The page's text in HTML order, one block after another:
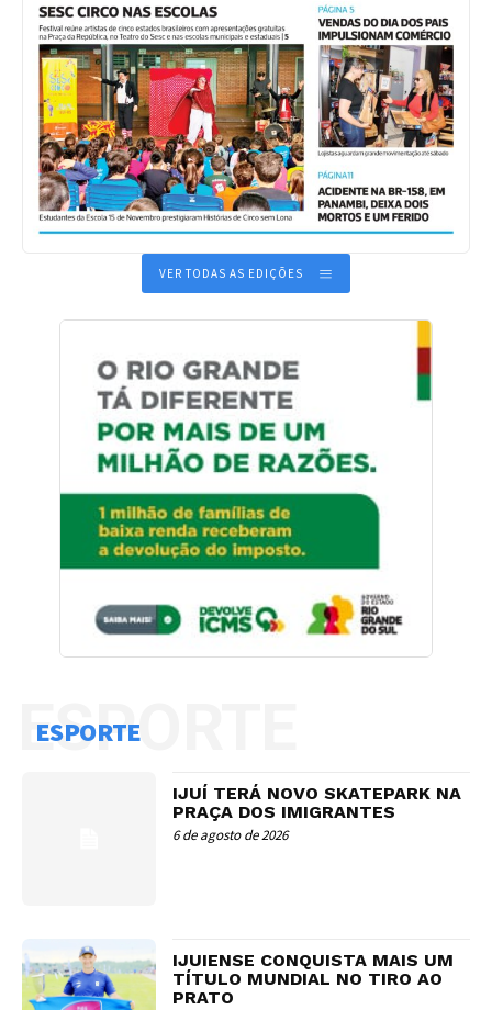
VER TODAS AS EDIÇÕES
ESPORTE
ESPORTE
IJUÍ TERÁ NOVO SKATEPARK NA
PRAÇA DOS IMIGRANTES
6 de agosto de 2026
IJUIENSE CONQUISTA MAIS UM
TÍTULO MUNDIAL NO TIRO AO
PRATO